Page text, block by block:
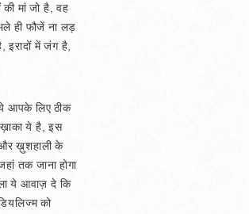
मां जो है, वह
ही फौजें ना लड़
इरादों में जंग है,
आपके लिए ठीक
ये है, इस
ख़ुशहाली के
तक जाना होगा
ये आवाज़ दे कि
को